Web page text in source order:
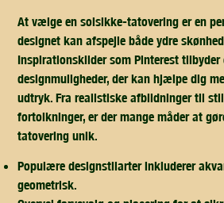
At vælge en solsikke-tatovering er en
designet kan afspejle både ydre
Inspirationskilder som Pinterest
designmuligheder, der kan hjælpe dig
udtryk. Fra realistiske afbildninger til
fortolkninger, er der mange måder at
tatovering unik.
Populære designstilarter inkluderer
geometrisk.